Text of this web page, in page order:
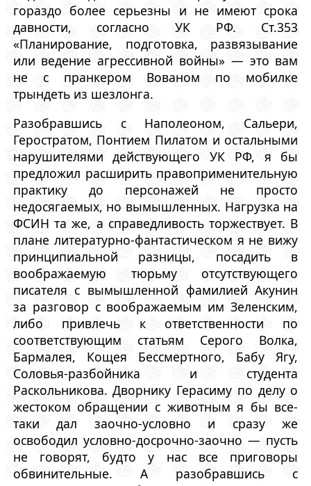
гораздо более серьезны и не имеют срока
давности, согласно УК РФ. Ст.353
«Планирование, подготовка, развязывание
или ведение агрессивной войны» — это вам
не с пранкером Вованом по мобилке
трындеть из шезлонга.
Разобравшись с Наполеоном, Сальери,
Геростратом, Понтием Пилатом и остальными
нарушителями действующего УК РФ, я бы
предложил расширить правоприменительную
практику до персонажей не просто
недосягаемых, но вымышленных. Нагрузка на
ФСИН та же, а справедливость торжествует. В
плане литературно-фантастическом я не вижу
принципиальной разницы, посадить в
воображаемую тюрьму отсутствующего
писателя с вымышленной фамилией Акунин
за разговор с воображаемым им Зеленским,
либо привлечь к ответственности по
соответствующим статьям Серого Волка,
Бармалея, Кощея Бессмертного, Бабу Ягу,
Соловья-разбойника и студента
Раскольникова. Дворнику Герасиму по делу о
жестоком обращении с животным я бы все-
таки дал заочно-условно и сразу же
освободил условно-досрочно-заочно — пусть
не говорят, будто у нас все приговоры
обвинительные. А разобравшись с